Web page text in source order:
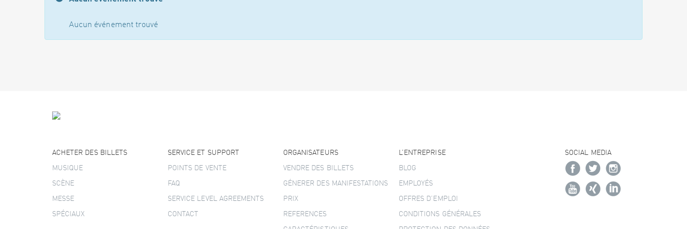
Aucun événement trouvé
ACHETER DES BILLETS
MUSIQUE
SCÈNE
MESSE
SPÉCIAUX
SERVICE ET SUPPORT
POINTS DE VENTE
FAQ
SERVICE LEVEL AGREEMENTS
CONTACT
ORGANISATEURS
VENDRE DES BILLETS
GÉNERER DES MANIFESTATIONS
PRIX
REFERENCES
L’ENTREPRISE
BLOG
EMPLOYÉS
OFFRES D’EMPLOI
CONDITIONS GÉNÉRALES
SOCIAL MEDIA